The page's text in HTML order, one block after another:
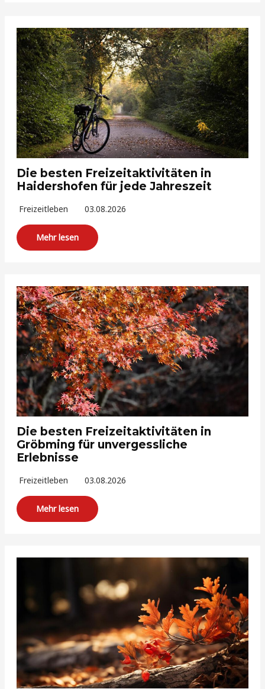
Die besten Freizeitaktivitäten in
Haidershofen für jede Jahreszeit
Freizeitleben 03.08.2026
Mehr lesen
Die besten Freizeitaktivitäten in
Gröbming für unvergessliche
Erlebnisse
Freizeitleben 03.08.2026
Mehr lesen